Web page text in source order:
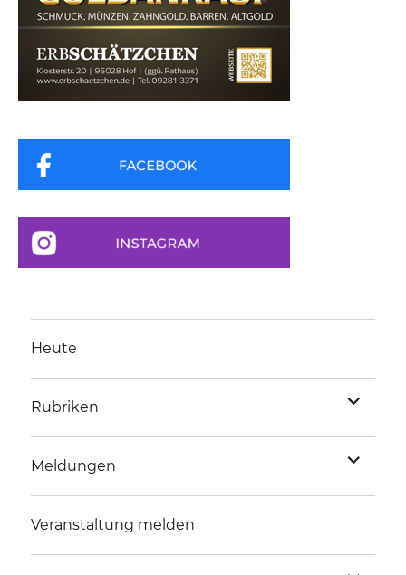
Heute
Rubriken
anzeigen
Meldungen
anzeigen
Veranstaltung melden